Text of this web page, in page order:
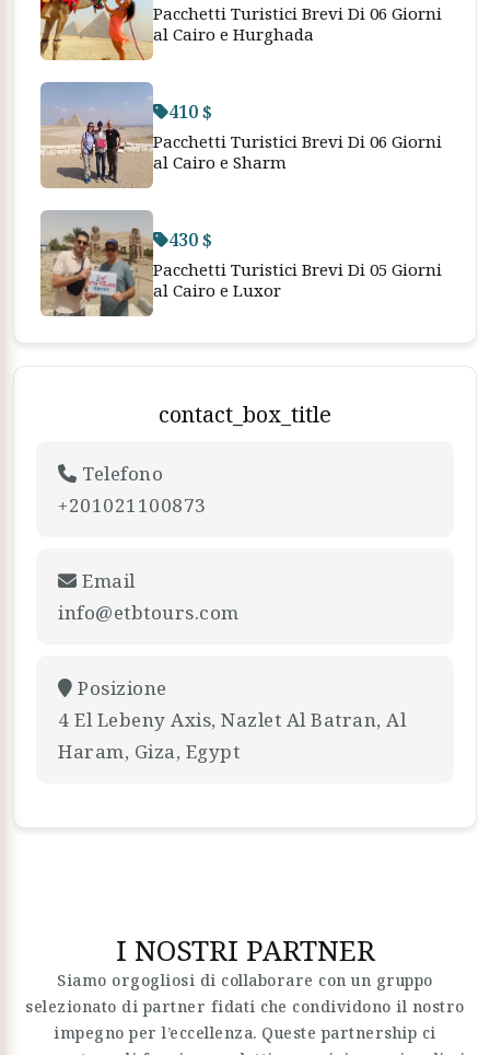
Pacchetti Turistici Brevi Di 06 Giorni
al Cairo e Hurghada
410 $
Pacchetti Turistici Brevi Di 06 Giorni
al Cairo e Sharm
430 $
Pacchetti Turistici Brevi Di 05 Giorni
al Cairo e Luxor
contact_box_title
Telefono
+201021100873
Email
info@etbtours.com
Posizione
4 El Lebeny Axis, Nazlet Al Batran, Al
Haram, Giza, Egypt
I NOSTRI PARTNER
Siamo orgogliosi di collaborare con un gruppo
selezionato di partner fidati che condividono il nostro
impegno per l’eccellenza. Queste partnership ci